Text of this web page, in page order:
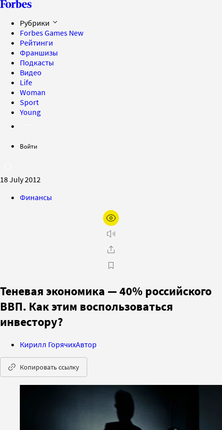
Рубрики
Forbes Games New
Рейтинги
Франшизы
Подкасты
Видео
Life
Woman
Sport
Young
Войти
18 July 2012
Финансы
Теневая экономика — 40% российского
ВВП. Как этим воспользоваться
инвестору?
Кирилл ГорячихАвтор
Копировать ссылку